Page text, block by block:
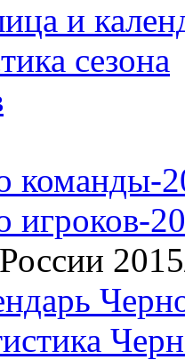
и
сезона
команды-
игроков-